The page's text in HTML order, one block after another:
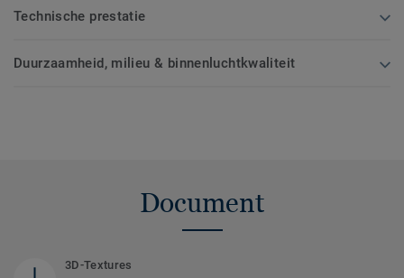
Technische prestatie
Duurzaamheid, milieu & binnenluchtkwaliteit
Document
3D-Textures